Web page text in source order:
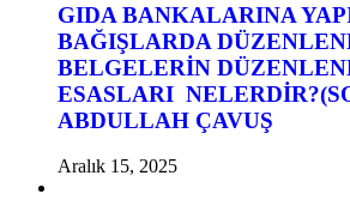
GIDA BANKALARINA
BAĞIŞLARDA
BELGELERİN
ESASLARI
ABDULLAH ÇAVUŞ
Aralık 15, 2025